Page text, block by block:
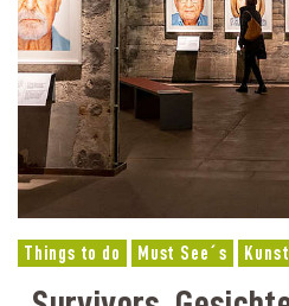
Things to do Must See´s